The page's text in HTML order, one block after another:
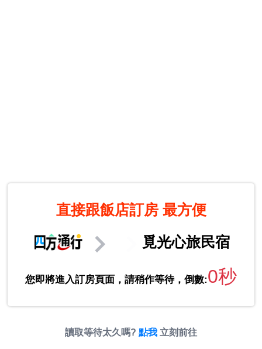
直接跟飯店訂房 最方便
覓光心旅民宿
您即將進入訂房頁面，請稍作等待，倒數:0秒
讀取等待太久嗎? 點我 立刻前往